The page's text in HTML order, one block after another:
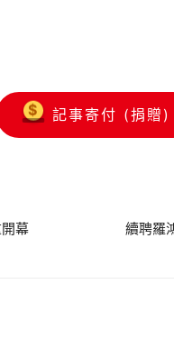
記事寄付 (捐贈)
幕 續聘羅